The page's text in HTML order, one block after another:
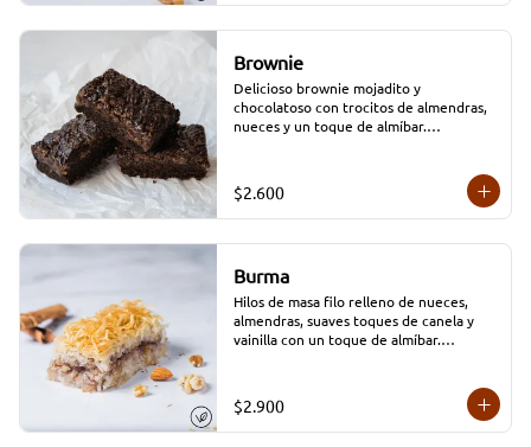
Brownie
Delicioso brownie mojadito y
chocolatoso con trocitos de almendras,
nueces y un toque de almíbar.
$2.600
Burma
Hilos de masa filo relleno de nueces,
almendras, suaves toques de canela y
vainilla con un toque de almíbar.
$2.900